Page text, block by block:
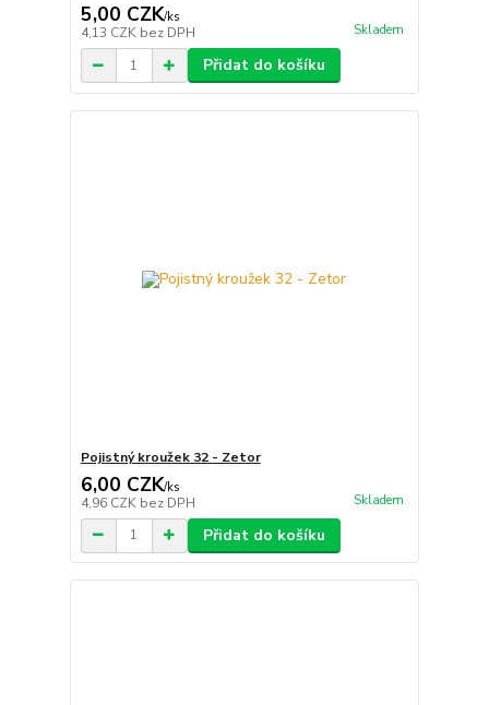
5,00 CZK/ks
4,13 CZK bez DPH Skladem
Přidat do košíku
Pojistný kroužek 32 - Zetor
6,00 CZK/ks
4,96 CZK bez DPH Skladem
Přidat do košíku